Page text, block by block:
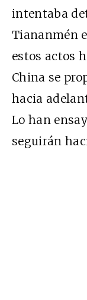
intentaba
Tiananmén
estos actos
China se
hacia
Lo han
seguirán